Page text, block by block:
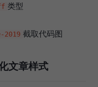
类型
2019 截取代码图
文章样式